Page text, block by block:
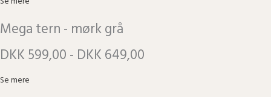
Mega tern - mørk grå
DKK 599,00 - DKK 649,00
Se mere